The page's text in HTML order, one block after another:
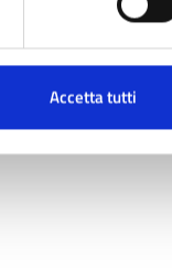
Accetta tutti